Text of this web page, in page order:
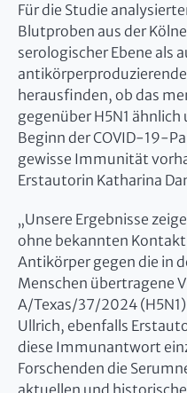
Für die Studie
Blutproben aus der
serologischer Ebene als
herausfinden, ob das
gegenüber H5N1
Beginn der COVID-19-
gewisse Immunität
Erstautorin Katharina
„Unsere Ergebnisse
ohne bekannten
Antikörper gegen die in
Menschen übertragene
A/Texas/37/2024
Ullrich, ebenfalls
diese Immunantwort
Forschenden die